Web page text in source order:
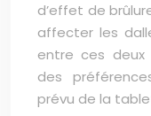
d’effet de
affecter les
entre ces deux
des
prévu de la